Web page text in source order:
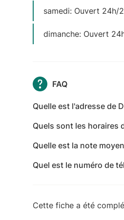
samedi: Ouvert 24h/
dimanche: Ouvert
FAQ
Quelle est l'adresse de
Quels sont les horaires
24h/24 - mercredi:
24h/24 - dimanche:
Quelle est la note
Quel est le numéro de
Cette fiche a été